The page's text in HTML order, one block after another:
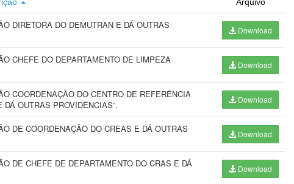
DIRETORA DO DEMUTRAN E DÁ OUTRAS
Download
CHEFE DO DEPARTAMENTO DE LIMPEZA
Download
COORDENAÇÃO DO CENTRO DE REFERÊNCIA
OUTRAS PROVIDÊNCIAS”.
Download
DE COORDENAÇÃO DO CREAS E DÁ OUTRAS
Download
DE CHEFE DE DEPARTAMENTO DO CRAS E DÁ
Download